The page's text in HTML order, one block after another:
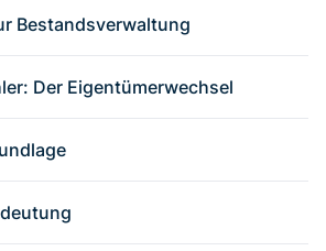
Bestandsverwaltung
Der Eigentümerwechsel